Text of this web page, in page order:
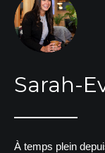
Sarah-
À temps plein